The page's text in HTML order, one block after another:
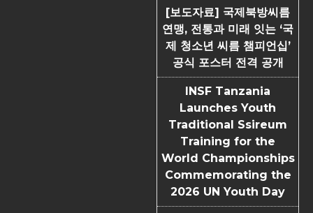
[보도자료] 국제북방씨름
연맹, 전통과 미래 잇는 ‘국
제 청소년 씨름 챔피언십’
공식 포스터 전격 공개
INSF Tanzania
Launches Youth
Traditional Ssireum
Training for the
World Championships
Commemorating the
2026 UN Youth Day